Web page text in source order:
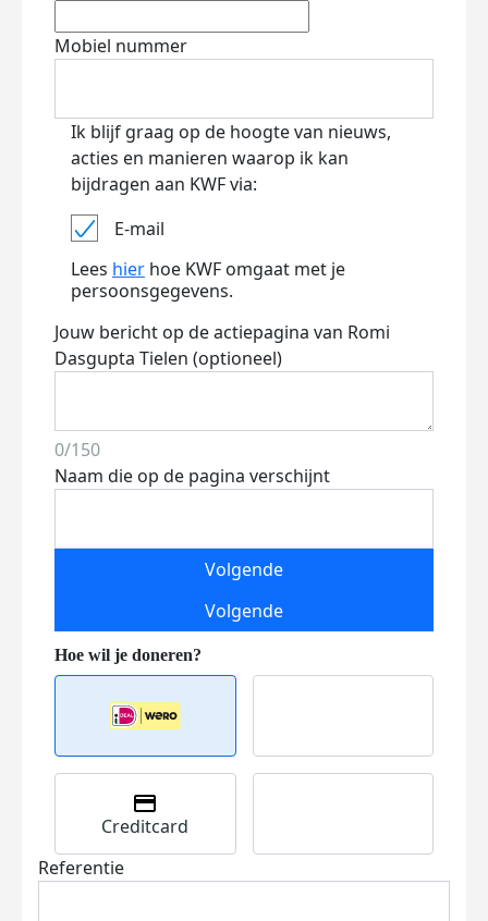
Mobiel nummer
Ik blijf graag op de hoogte van nieuws,
acties en manieren waarop ik kan
bijdragen aan KWF via:
E-mail
Lees hier hoe KWF omgaat met je
persoonsgegevens.
Jouw bericht op de actiepagina van Romi
Dasgupta Tielen (optioneel)
0/150
Naam die op de pagina verschijnt
Volgende
Volgende
Creditcard
Referentie